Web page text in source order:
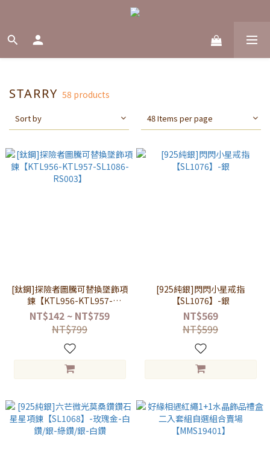
STARRY 58 products
Sort by 48 Items per page
[鈦鋼]探險者圖騰可替換墜飾項
鍊【KTL956-KTL957-
SL1086-RS003】
NT$142 ~ NT$759
NT$799
[925純銀]閃閃小星戒指
【SL1076】-銀
NT$569
NT$599